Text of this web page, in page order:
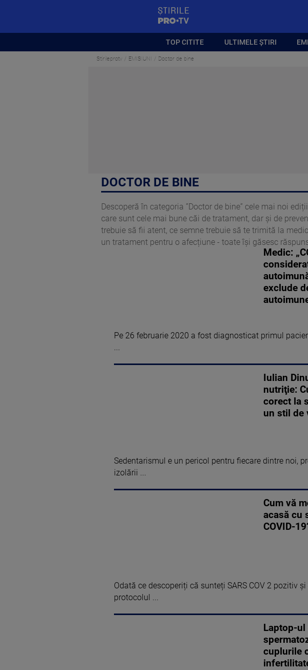
TOP CITITE ULTIMELE ȘTIRI
Stirileprotv EMISIUNI Doctor de bine
DOCTOR DE BINE
Descoperă în categoria ”Doctor de bine” cele mai noi
care sunt cele mai bune căi de tratament, dar și de
trebuie să fii atent, ce semne trebuie să te trimită la
un tratament pentru o afecțiune - toate își găsesc
Medic:
exclude
Pe 26 februarie 2020 a fost diagnosticat primul
...
Iulian
nutriţie:
corect la
un stil de
Sedentarismul e un pericol pentru fiecare dintre noi,
izolării ...
Cum vă
acasă cu
COVID-
Odată ce descoperiți că sunteți SARS COV 2 pozitiv
protocolul ...
Laptop-
cuplurile